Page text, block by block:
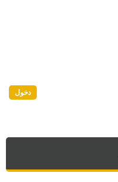
دخول